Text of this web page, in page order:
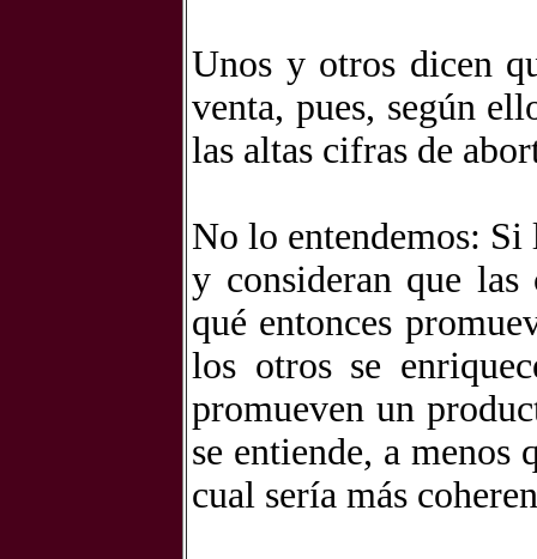
Unos y otros dicen
venta, pues, según
las altas cifras de
No lo entendemos: Si
y consideran que las
qué entonces
los otros se
promueven un
se entiende, a menos
cual sería más